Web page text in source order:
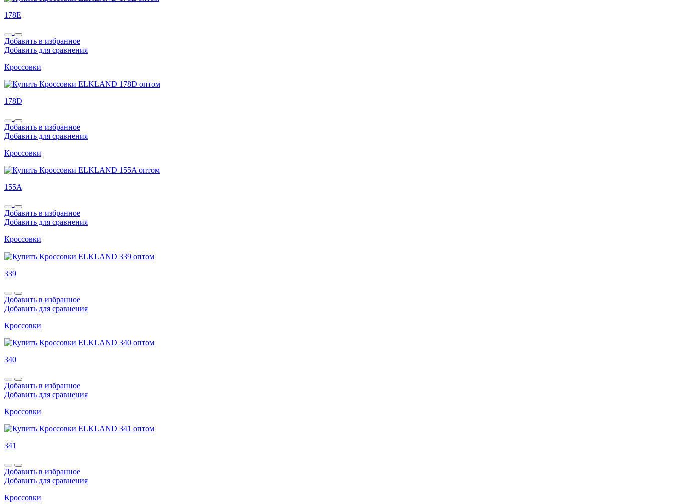
178E
Добавить в избранное
Добавить для сравнения
Кроссовки
178D
Добавить в избранное
Добавить для сравнения
Кроссовки
155A
Добавить в избранное
Добавить для сравнения
Кроссовки
339
Добавить в избранное
Добавить для сравнения
Кроссовки
340
Добавить в избранное
Добавить для сравнения
Кроссовки
341
Добавить в избранное
Добавить для сравнения
Кроссовки